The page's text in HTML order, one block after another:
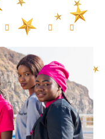
   